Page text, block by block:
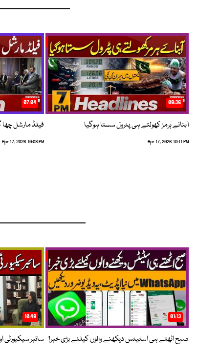
08:36
آبنائے ہرمز کھولتے ہی پٹرول سستا ہوگیا
Apr 17, 2026 10:11 PM
07:04
فیلڈ مارشل چھا
Apr 17, 2026 10:08 PM
01:13
صبح اٹھتے ہی اسٹیٹس دیکھنے والوں کیلئے بڑی خبر!
10:48
سائبر سیکیورٹی